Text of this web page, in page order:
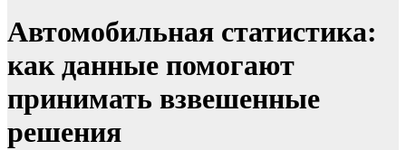
Автомобильная статистика:
как данные помогают
принимать взвешенные
решения